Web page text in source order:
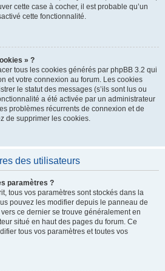
cette case à cocher, il est probable qu’un
cette fonctionnalité.
» ?
tous les cookies générés par phpBB 3.2 qui
et votre connexion au forum. Les cookies
le statut des messages (s’ils sont lus ou
a été activée par un administrateur
problèmes récurrents de connexion et de
de supprimer les cookies.
des utilisateurs
paramètres ?
tous vos paramètres sont stockés dans la
pouvez les modifier depuis le panneau de
ce dernier se trouve généralement en
situé en haut des pages du forum. Ce
tous vos paramètres et toutes vos